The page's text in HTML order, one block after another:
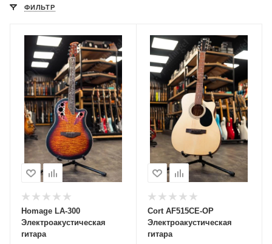
ФИЛЬТР
Homage LA-300
Электроакустическая
гитара
Cort AF515CE-OP
Электроакустическая
гитара